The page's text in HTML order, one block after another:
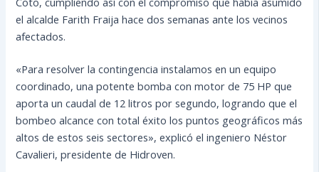
el alcalde Farith Fraija hace dos semanas ante los vecinos
afectados.
«Para resolver la contingencia instalamos en un equipo
coordinado, una potente bomba con motor de 75 HP que
aporta un caudal de 12 litros por segundo, logrando que el
bombeo alcance con total éxito los puntos geográficos más
altos de estos seis sectores», explicó el ingeniero Néstor
Cavalieri, presidente de Hidroven.